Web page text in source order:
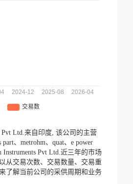
Pvt Ltd.来自印度, 该公司的主营
、metrohm、quat、e power
Instruments Pvt Ltd.近三年的市场
从交易次数、交易数量、交易重
了解当前公司的采供周期和业务